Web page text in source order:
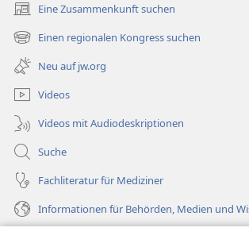
Eine Zusammenkunft suchen
(öffnet
neues
Fenster)
Einen regionalen Kongress suchen
(öffnet
neues
Fenster)
Neu auf jw.org
Videos
Videos mit Audiodeskriptionen
Suche
Fachliteratur für Mediziner
Informationen für Behörden, Medien und